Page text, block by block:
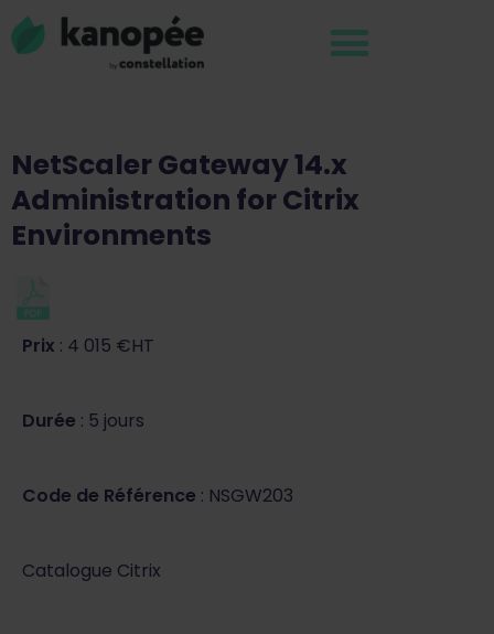
NetScaler Gateway 14.x
Administration for Citrix
Environments
Prix : 4 015 €HT
Durée : 5 jours
Code de Référence : NSGW203
Catalogue Citrix